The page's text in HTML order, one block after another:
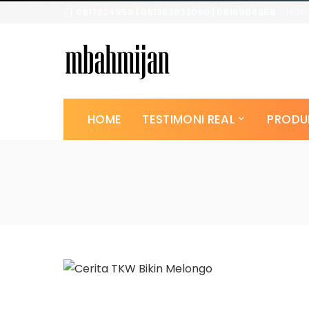
HOME TESTIMONI REAL